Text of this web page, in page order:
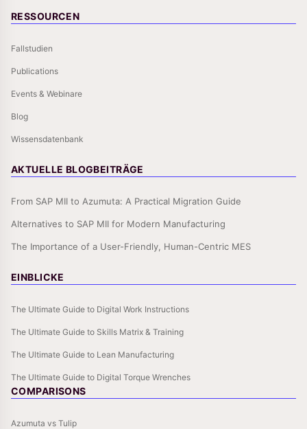
RESSOURCEN
Fallstudien
Publications
Events & Webinare
Blog
Wissensdatenbank
AKTUELLE BLOGBEITRÄGE
From SAP MII to Azumuta: A Practical Migration Guide
Alternatives to SAP MII for Modern Manufacturing
The Importance of a User-Friendly, Human-Centric MES
EINBLICKE
The Ultimate Guide to Digital Work Instructions
The Ultimate Guide to Skills Matrix & Training
The Ultimate Guide to Lean Manufacturing
The Ultimate Guide to Digital Torque Wrenches
COMPARISONS
Azumuta vs Tulip